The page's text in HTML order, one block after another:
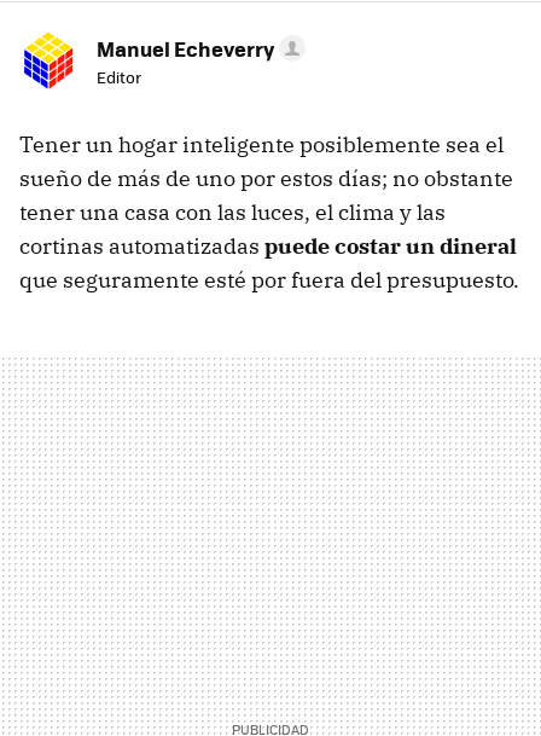
Manuel Echeverry
Editor
Tener un hogar inteligente posiblemente sea el
sueño de más de uno por estos días; no obstante
tener una casa con las luces, el clima y las
cortinas automatizadas puede costar un dineral
que seguramente esté por fuera del presupuesto.